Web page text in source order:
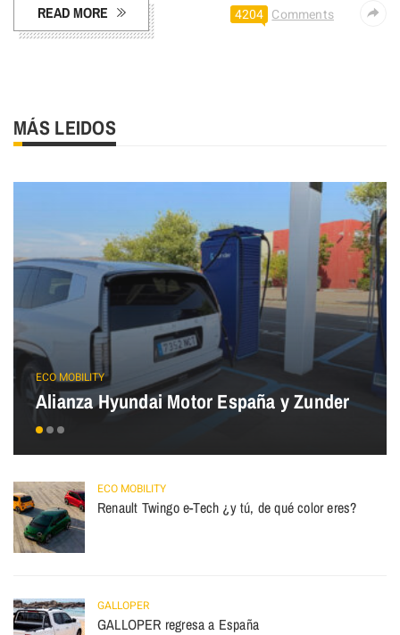
READ MORE 4204 Comments
MÁS LEIDOS
ECO MOBILITY
Alianza Hyundai Motor España y Zunder
ECO MOBILITY
Renault Twingo e-Tech ¿y tú, de qué color eres?
GALLOPER
GALLOPER regresa a España